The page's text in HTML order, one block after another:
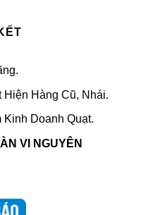
Hiện Hàng Cũ, Nhái.
Kinh Doanh Quạt.
VI NGUYÊN